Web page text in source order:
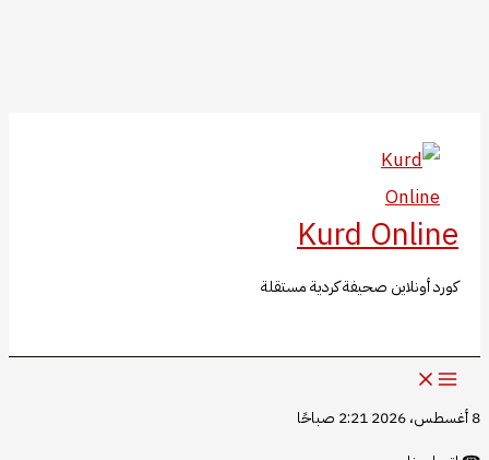
المحتوى
Kurd Online
كورد أونلاين صحيفة كردية مستقلة
8 أغسطس، 2026 2:21 صباحًا